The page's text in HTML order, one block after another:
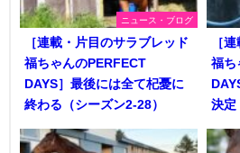
ニュース・ブログ
［連載・片目のサラブレッド
福ちゃんのPERFECT
DAYS］最後には全て杞憂に
終わる（シーズン2-28）
［
福ち
決定